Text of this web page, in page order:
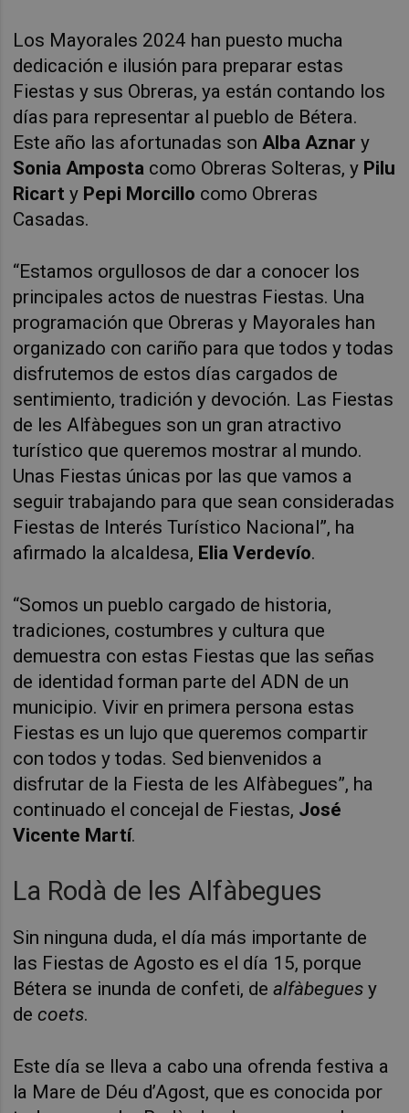
Los Mayorales 2024 han puesto mucha
dedicación e ilusión para preparar estas
Fiestas y sus Obreras, ya están contando los
días para representar al pueblo de Bétera.
Este año las afortunadas son Alba Aznar y
Sonia Amposta como Obreras Solteras, y Pilu
Ricart y Pepi Morcillo como Obreras
Casadas.
“Estamos orgullosos de dar a conocer los
principales actos de nuestras Fiestas. Una
programación que Obreras y Mayorales han
organizado con cariño para que todos y todas
disfrutemos de estos días cargados de
sentimiento, tradición y devoción. Las Fiestas
de les Alfàbegues son un gran atractivo
turístico que queremos mostrar al mundo.
Unas Fiestas únicas por las que vamos a
seguir trabajando para que sean consideradas
Fiestas de Interés Turístico Nacional”, ha
afirmado la alcaldesa, Elia Verdevío.
“Somos un pueblo cargado de historia,
tradiciones, costumbres y cultura que
demuestra con estas Fiestas que las señas
de identidad forman parte del ADN de un
municipio. Vivir en primera persona estas
Fiestas es un lujo que queremos compartir
con todos y todas. Sed bienvenidos a
disfrutar de la Fiesta de les Alfàbegues”, ha
continuado el concejal de Fiestas, José
Vicente Martí.
La Rodà de les Alfàbegues
Sin ninguna duda, el día más importante de
las Fiestas de Agosto es el día 15, porque
Bétera se inunda de confeti, dealfàbegues y
decoets.
Este día se lleva a cabo una ofrenda festiva a
la Mare de Déu d’Agost, que es conocida por